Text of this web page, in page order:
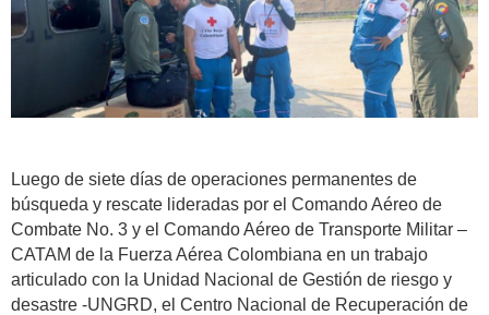
Luego de siete días de operaciones permanentes de
búsqueda y rescate lideradas por el Comando Aéreo de
Combate No. 3 y el Comando Aéreo de Transporte Militar –
CATAM de la Fuerza Aérea Colombiana en un trabajo
articulado con la Unidad Nacional de Gestión de riesgo y
desastre -UNGRD, el Centro Nacional de Recuperación de